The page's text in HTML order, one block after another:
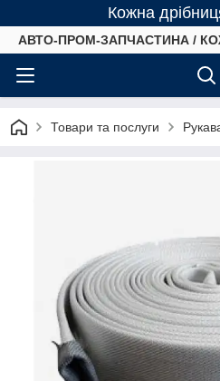
Кожна
АВТО-ПРОМ-ЗАПЧАСТИНА /
Товари та послуги